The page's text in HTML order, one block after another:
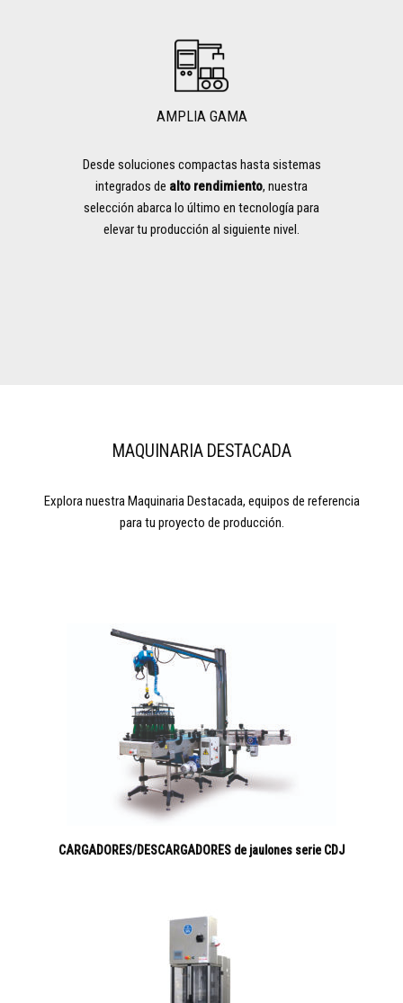
AMPLIA GAMA
Desde soluciones compactas hasta sistemas
integrados de alto rendimiento, nuestra
selección abarca lo último en tecnología para
elevar tu producción al siguiente nivel.
MAQUINARIA DESTACADA
Explora nuestra Maquinaria Destacada, equipos de referencia
para tu proyecto de producción.
CARGADORES/DESCARGADORES de jaulones serie CDJ